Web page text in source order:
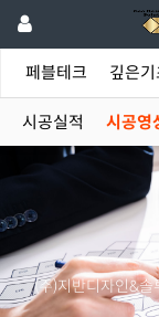
페블테크 깊은기
시공실적 시공영
(주)지반디자인&솔